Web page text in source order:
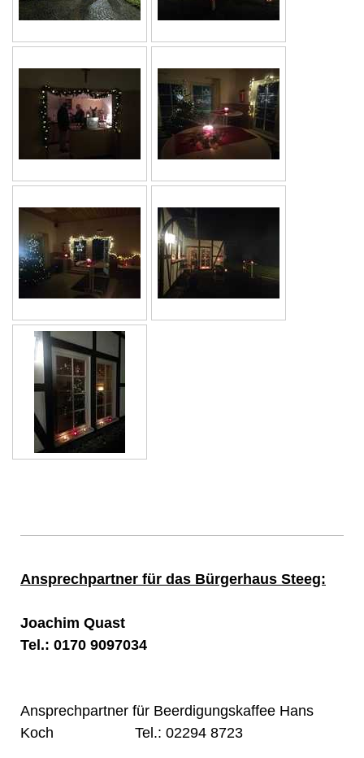
Ansprechpartner für das Bürgerhaus Steeg:
Joachim Quast
Tel.: 0170 9097034
Ansprechpartner für Beerdigungskaffee Hans
Koch Tel.: 02294 8723